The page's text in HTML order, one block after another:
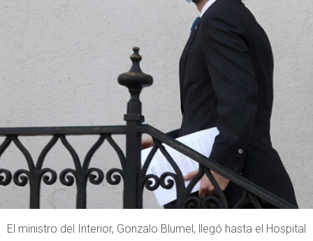
El ministro del Interior, Gonzalo Blumel, llegó hasta el Hospital